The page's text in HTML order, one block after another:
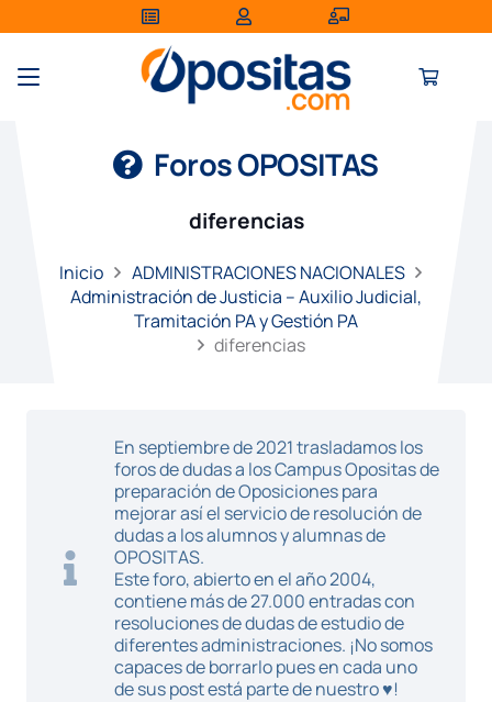
Foros OPOSITAS
diferencias
Inicio
ADMINISTRACIONES NACIONALES
Administración de Justicia – Auxilio Judicial,
Tramitación PA y Gestión PA
diferencias
En septiembre de 2021 trasladamos los
foros de dudas a los Campus Opositas de
preparación de Oposiciones para
mejorar así el servicio de resolución de
dudas a los alumnos y alumnas de
OPOSITAS.
Este foro, abierto en el año 2004,
contiene más de 27.000 entradas con
resoluciones de dudas de estudio de
diferentes administraciones. ¡No somos
capaces de borrarlo pues en cada uno
de sus post está parte de nuestro ♥!